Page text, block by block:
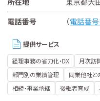
電話番号
（電話番
提供サービス
経理事務の省力化・DX 月次訪
部門別の業績管理
同業他社と
相続・事業承継
後継者育成